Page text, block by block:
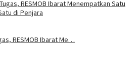
RESMOB Ibarat Me…